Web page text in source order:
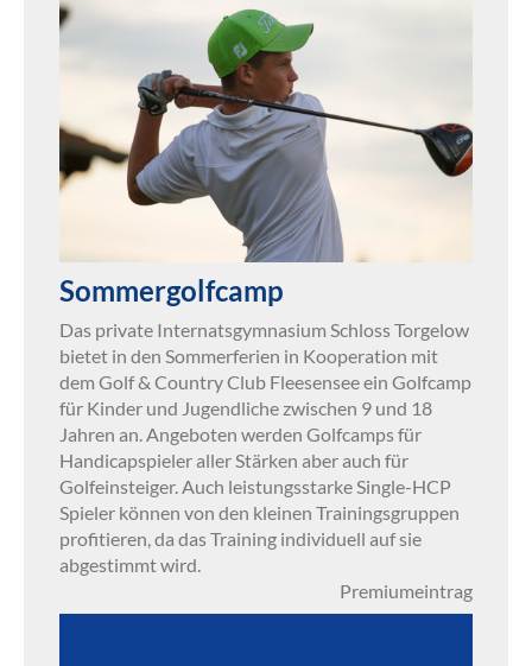
Sommergolfcamp
Das private Internatsgymnasium Schloss Torgelow
bietet in den Sommerferien in Kooperation mit
dem Golf & Country Club Fleesensee ein Golfcamp
für Kinder und Jugendliche zwischen 9 und 18
Jahren an. Angeboten werden Golfcamps für
Handicapspieler aller Stärken aber auch für
Golfeinsteiger. Auch leistungsstarke Single-HCP
Spieler können von den kleinen Trainingsgruppen
profitieren, da das Training individuell auf sie
abgestimmt wird.
Premiumeintrag